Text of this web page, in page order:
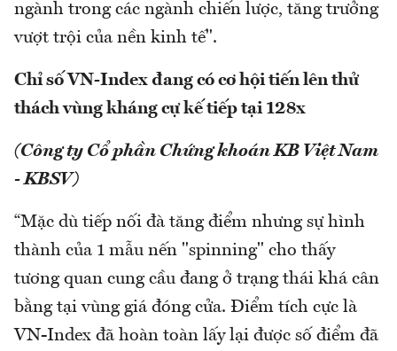
ngành trong các ngành chiến lược, tăng trưởng
vượt trội của nền kinh tế".
Chỉ số VN-Index đang có cơ hội tiến lên thử
thách vùng kháng cự kế tiếp tại 128x
(Công ty Cổ phần Chứng khoán KB Việt Nam
- KBSV)
“Mặc dù tiếp nối đà tăng điểm nhưng sự hình
thành của 1 mẫu nến "spinning" cho thấy
tương quan cung cầu đang ở trạng thái khá cân
bằng tại vùng giá đóng cửa. Điểm tích cực là
VN-Index đã hoàn toàn lấy lại được số điểm đã